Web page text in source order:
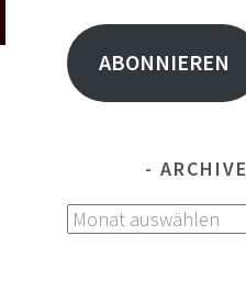
Adresse
ABONNIEREN
ARCHIVE
Archive